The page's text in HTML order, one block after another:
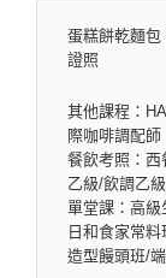
蛋糕餅乾麵
證照
其他課程：
際咖啡調配師
餐飲考照：
乙級/飲調乙
單堂課：高
日和食家常
造型饅頭班/